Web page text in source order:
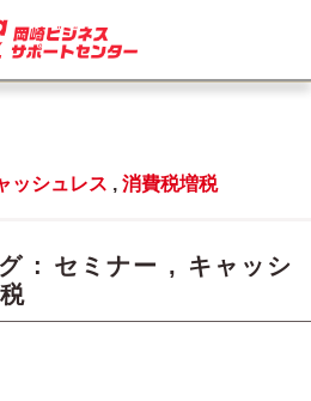
ッシュレス , 消費税増税
: セミナー , キャッシ